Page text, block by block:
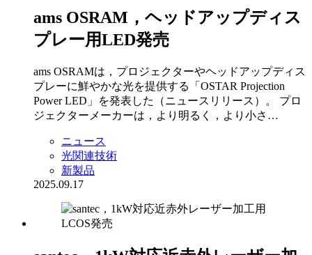
ams OSRAM，ヘッドアップディス
プレー用LED発売
ams OSRAMは，プロジェクターやヘッドアップディス
プレーに鮮やかな光を提供する「OSTAR Projection
Power LED」を発表した（ニュースリリース）。 プロ
ジェクターメーカーは，より明るく，より小さ…
ニュース
光関連技術
新製品
2025.09.17